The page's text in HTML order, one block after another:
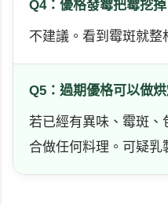
Q4：優格發霉把霉挖
不建議。看到霉斑就整
Q5：過期優格可以做烘
若已經有異味、霉斑、
合做任何料理。可疑乳